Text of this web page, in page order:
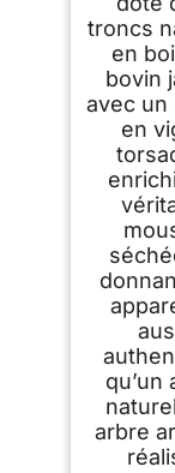
troncs
en
bovin
avec un
en
qu’un
arbre